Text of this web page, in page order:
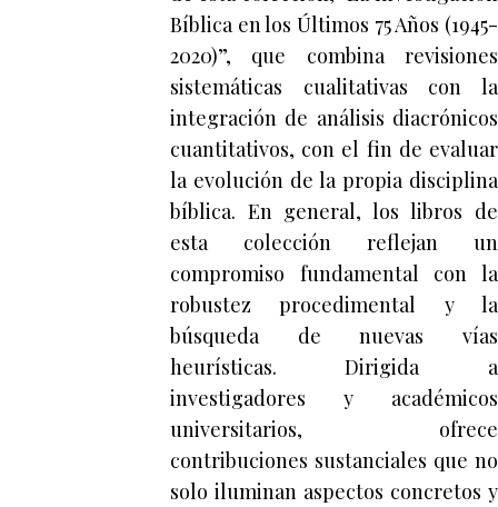
Bíblica en los Últimos 75 Años (1945-
2020)”, que combina revisiones
sistemáticas cualitativas con la
integración de análisis diacrónicos
cuantitativos, con el fin de evaluar
la evolución de la propia disciplina
bíblica. En general, los libros de
esta colección reflejan un
compromiso fundamental con la
robustez procedimental y la
búsqueda de nuevas vías
heurísticas. Dirigida a
investigadores y académicos
universitarios, ofrece
contribuciones sustanciales que no
solo iluminan aspectos concretos y